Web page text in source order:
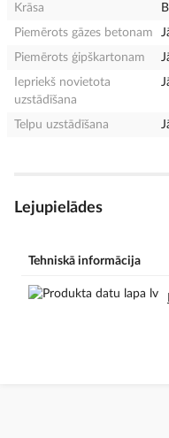
Krāsa
Piemērots gāzes betonam
Piemērots ģipškartonam
Iepriekš novietota
uzstādīšana
Telpu uzstādīšana
Lejupielādes
Tehniskā informācija